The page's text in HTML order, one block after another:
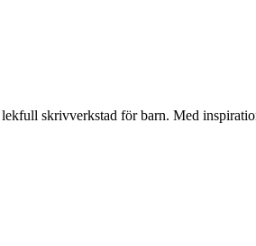
skrivverkstad för barn. Med